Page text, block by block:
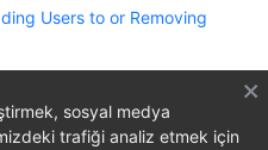
Users to or Removing
sosyal medya
trafiği analiz etmek için